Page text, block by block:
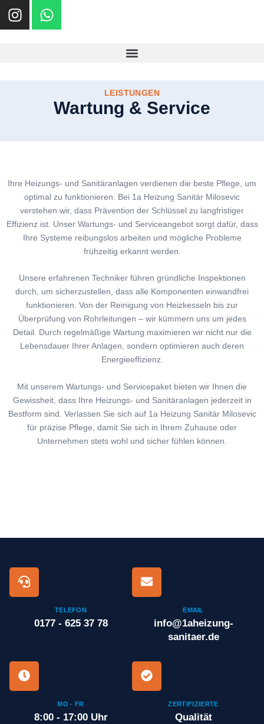
INHALT
I
N
W
H
P
LEISTUNGEN
Wartung & Service
Ihre Heizungs- und Sanitäranlagen verdienen die beste Pflege, um
optimal zu funktionieren. Bei 1a Heizung Sanitär Milosevic
verstehen wir, dass Prävention der Schlüssel zu langfristiger
Effizienz ist. Unser Wartungs- und Serviceangebot sorgt dafür, dass
Ihre Systeme reibungslos arbeiten und mögliche Probleme
frühzeitig erkannt werden.
Unsere erfahrenen Techniker führen gründliche Inspektionen
durch, um sicherzustellen, dass alle Komponenten einwandfrei
funktionieren. Von der Reinigung von Heizkesseln bis zur
Überprüfung von Rohrleitungen – wir kümmern uns um jedes
Detail. Durch regelmäßige Wartung maximieren wir nicht nur die
Lebensdauer Ihrer Anlagen, sondern optimieren auch deren
Energieeffizienz.
Mit unserem Wartungs- und Servicepaket bieten wir Ihnen die
Gewissheit, dass Ihre Heizungs- und Sanitäranlagen jederzeit in
Bestform sind. Verlassen Sie sich auf 1a Heizung Sanitär Milosevic
für präzise Pflege, damit Sie sich in Ihrem Zuhause oder
Unternehmen stets wohl und sicher fühlen können.
TELEFON
0177 - 625 37 78
EMAIL
info@1aheizung-
sanitaer.de
MO - FR
8:00 - 17:00 Uhr
ZERTIFIZIERTE
Qualität